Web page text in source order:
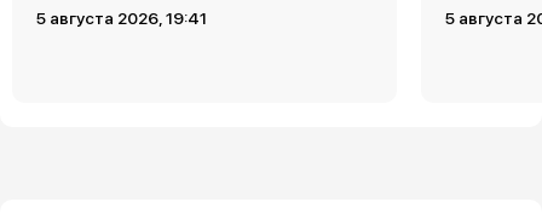
5 августа 2026, 19:41 5 августа